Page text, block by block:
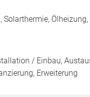
Solarthermie,
/ Einbau,
Erweiterung